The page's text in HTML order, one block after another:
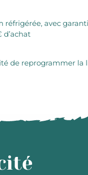
réfrigérée, avec
d’achat
de reprogrammer la